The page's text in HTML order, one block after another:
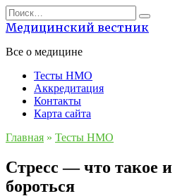
Перейти
к
содержанию
Search
for:
Медицинский вестник
Все о медицине
Тесты НМО
Аккредитация
Контакты
Карта сайта
Главная » Тесты НМО
Стресс — что такое
бороться